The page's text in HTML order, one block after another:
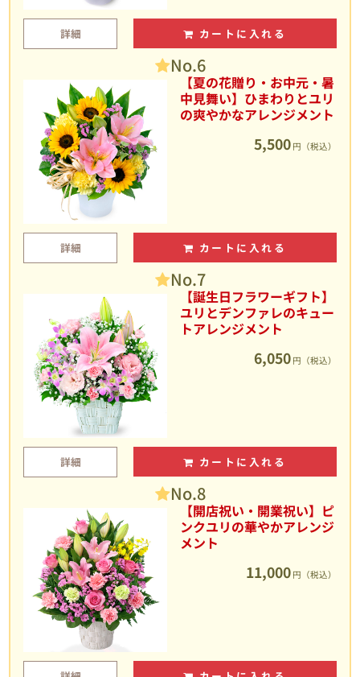
詳細 カートに入れる
No.6
【夏の花贈り・お中元・暑
中見舞い】ひまわりとユリ
の爽やかなアレンジメント
5,500 円（税込）
詳細 カートに入れる
No.7
【誕生日フラワーギフト】
ユリとデンファレのキュー
トアレンジメント
6,050 円（税込）
詳細 カートに入れる
No.8
【開店祝い・開業祝い】ピ
ンクユリの華やかアレンジ
メント
11,000 円（税込）